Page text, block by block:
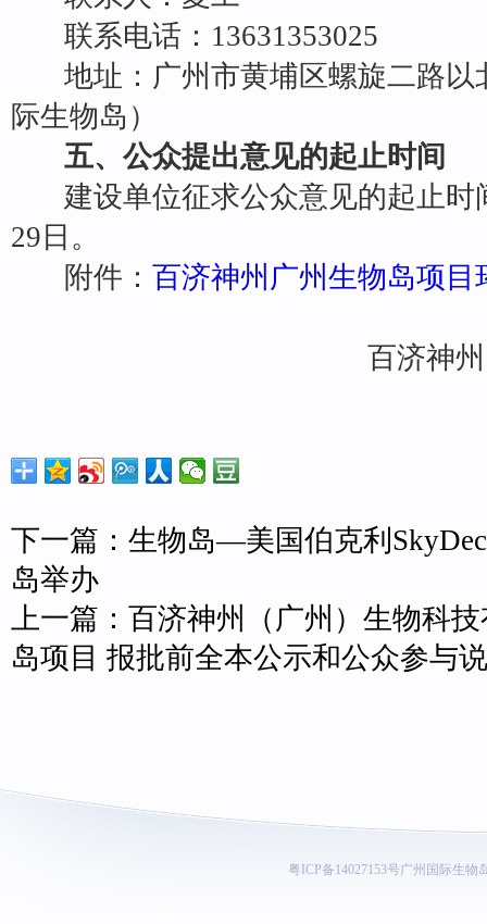
联系电话：13631353025
地址：广州市黄埔区螺旋二路
际生物岛）
五、公众提出意见的起止时间
建设单位征求公众意见的起止时
29日。
附件： 百济神州广州生物岛项
百济神
下一篇： 生物岛—美国伯克利
岛举办
上一篇： 百济神州（广州）生物科
岛项目 报批前全本公示和公众参与
粤ICP备14027153号广州国际生物